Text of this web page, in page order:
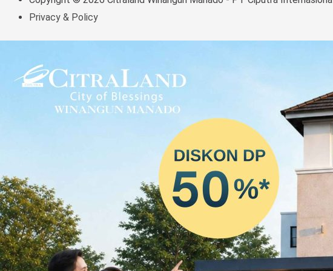
Privacy & Policy